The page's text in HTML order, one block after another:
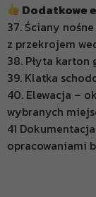
Dodatkowe
37. Ściany
z przekrojem
38. Płyta
39. Klatka
40. Elewacja –
wybranych
41
opracowaniami